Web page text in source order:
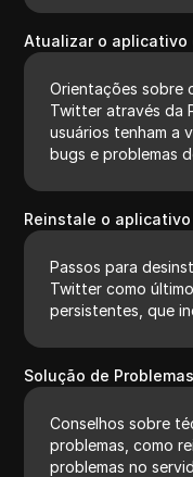
Atualizar o aplicativo
Orientações sobre
Twitter através da
usuários tenham a
bugs e problemas
Reinstale o
Passos para
Twitter como
persistentes, que
Solução de Problemas
Conselhos sobre
problemas, como
problemas no